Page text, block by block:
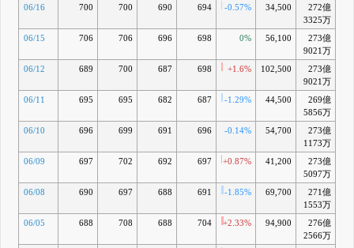
06/16 700 700 690 694 -0.57% 34,500
272億
3325万
06/15 706 706 696 698 0% 56,100
273億
9021万
06/12 689 700 687 698 +1.6% 102,500
273億
9021万
06/11 695 695 682 687 -1.29% 44,500
269億
5856万
06/10 696 699 691 696 -0.14% 54,700
273億
1173万
06/09 697 702 692 697 +0.87% 41,200
273億
5097万
06/08 690 697 688 691 -1.85% 69,700
271億
1553万
06/05 688 708 688 704 +2.33% 94,900
276億
2566万